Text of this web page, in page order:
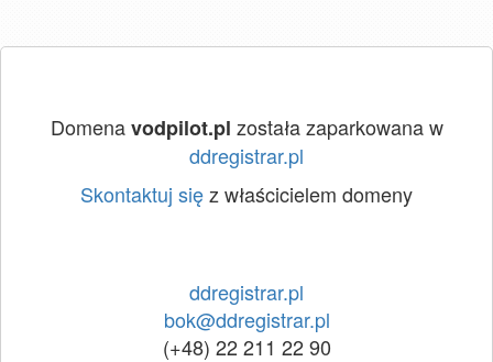
Domenavodpilot.pl została zaparkowana w
ddregistrar.pl
Skontaktuj sięz właścicielem domeny
ddregistrar.pl
bok@ddregistrar.pl
(+48) 22 211 22 90